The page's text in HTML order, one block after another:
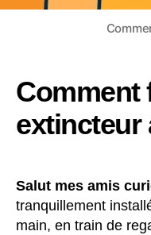
Comment
extincteur
Salut mes amis
tranquillement
main, en train de